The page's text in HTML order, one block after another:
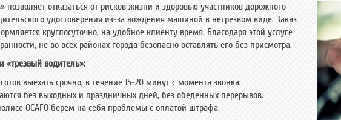
позволяет отказаться от рисков жизни и здоровью участников дорожного
удостоверения из-за вождения машиной в нетрезвом виде. Заказ
круглосуточно, на удобное клиенту время. Благодаря этой услуге
не во всех районах города безопасно оставлять его без присмотра.
«трезвый водитель»:
выехать срочно, в течение 15-20 минут с момента звонка.
без выходных и праздничных дней, без обеденных перерывов.
ОСАГО берем на себя проблемы с оплатой штрафа.